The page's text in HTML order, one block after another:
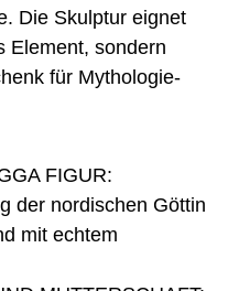
Die Skulptur eignet
Element, sondern
für Mythologie-
FIGUR:
der nordischen Göttin
mit echtem